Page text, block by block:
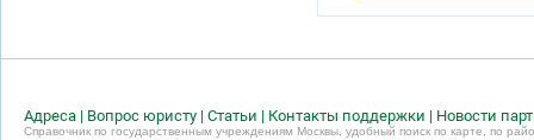
Адреса | Вопрос юристу | Статьи | Контакты поддержки | Новости
Справочник по государственным учреждениям Москвы, удобный поиск по карте, по